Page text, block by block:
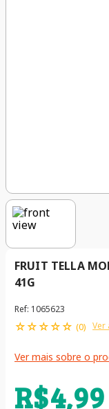
FRUIT TELLA
41G
Ref: 1065623
☆☆☆☆☆ (0) Ver
Ver mais sobre o
R$4,99